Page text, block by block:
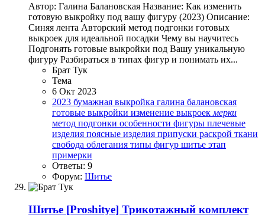
Автор: Галина Балановская Название: Как изменить
готовую выкройку под вашу фигуру (2023) Описание:
Синяя лента Авторский метод подгонки готовых
выкроек для идеальной посадки Чему вы научитесь
Подгонять готовые выкройки под Вашу уникальную
фигуру Разбираться в типах фигур и понимать их...
Брат Тук
Тема
6 Окт 2023
2023 бумажная выкройка галина балановская
готовые выкройки изменение выкроек мерки
метод подгонки особенности фигуры плечевые
изделия поясные изделия припуски раскрой ткани
свобода облегания типы фигур шитье этап
примерки
Ответы: 9
Форум: Шитье
Шитье [Proshitye] Трикотажный комплект